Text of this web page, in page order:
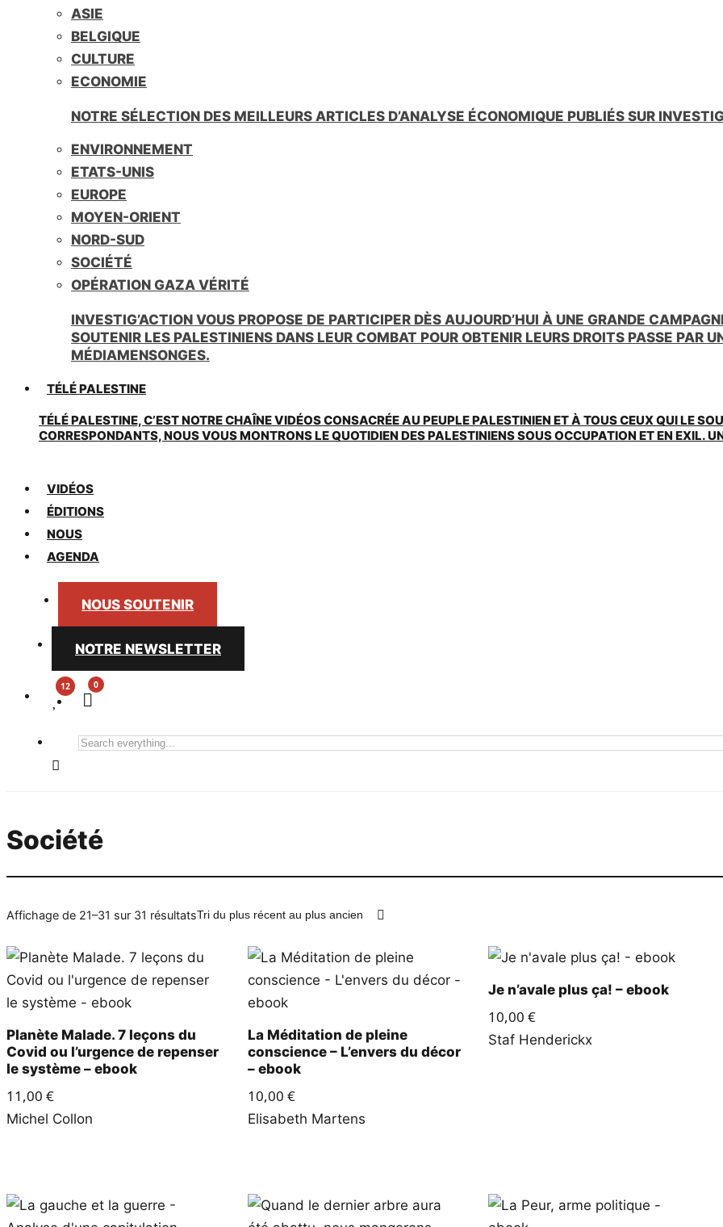
ASIE
BELGIQUE
CULTURE
ECONOMIE
NOTRE SÉLECTION DES MEILLEURS ARTICLES D’ANALYSE ÉCONOMIQUE PUBLIÉS SUR
ENVIRONNEMENT
ETATS-UNIS
EUROPE
MOYEN-ORIENT
NORD-SUD
SOCIÉTÉ
OPÉRATION GAZA VÉRITÉ
INVESTIG’ACTION VOUS PROPOSE DE PARTICIPER DÈS AUJOURD’HUI À UNE GRANDE
SOUTENIR LES PALESTINIENS DANS LEUR COMBAT POUR OBTENIR LEURS DROITS PASSE PAR
MÉDIAMENSONGES.
TÉLÉ PALESTINE
TÉLÉ PALESTINE, C’EST NOTRE CHAÎNE VIDÉOS CONSACRÉE AU PEUPLE PALESTINIEN ET À TOUS CEUX QUI LE
CORRESPONDANTS, NOUS VOUS MONTRONS LE QUOTIDIEN DES PALESTINIENS SOUS OCCUPATION ET EN EXIL.
VIDÉOS
ÉDITIONS
NOUS
AGENDA
NOUS SOUTENIR
NOTRE NEWSLETTER
0
Search
Société
Affichage de 21–31 sur 31 résultatsTrié
plus
au
Planète Malade. 7 leçons du
Covid ou l’urgence de repenser
le système – ebook
11,00 €
Michel Collon
La Méditation de pleine
conscience – L’envers du décor
– ebook
10,00 €
Elisabeth Martens
Je n’avale plus ça! – ebook
10,00€
Staf Henderickx